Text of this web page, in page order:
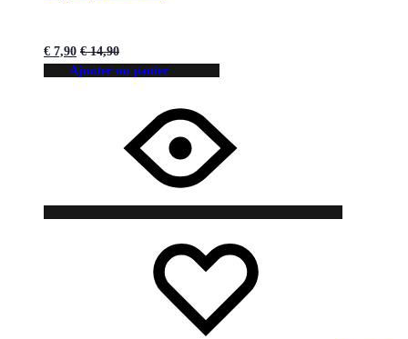
€ 7,90 €14,90
Ajouter au panier